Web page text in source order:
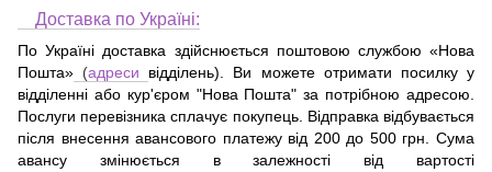
Доставка по Україні:
По Україні доставка здійснюється поштовою службою «Нова
Пошта» (адреси
відділень). Ви можете отримати посилку у
відділенні або кур'єром "Нова Пошта" за потрібною адресою.
Послуги перевізника сплачує покупець. Відправка відбувається
після внесення авансового платежу від 200 до 500 грн. Сума
авансу змінюється в залежності від вартості